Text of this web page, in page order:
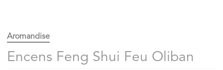
Aromandise
Encens Feng Shui Feu Oliban